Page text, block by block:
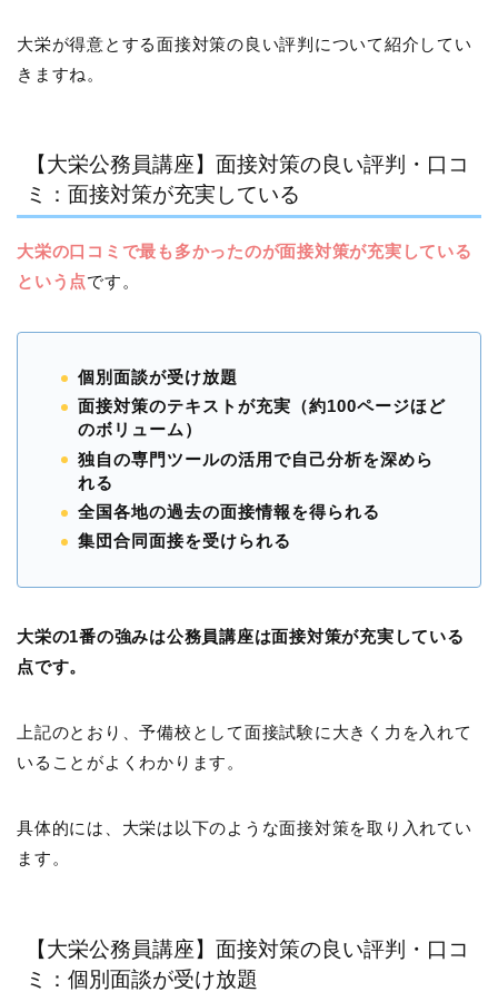
大栄が得意とする面接対策の良い評判について紹介してい
きますね。
【大栄公務員講座】面接対策の良い評判・口コ
ミ：面接対策が充実している
大栄の口コミで最も多かったのが面接対策が充実している
という点です。
個別面談が受け放題
面接対策のテキストが充実（約100ページほど
のボリューム）
独自の専門ツールの活用で自己分析を深めら
れる
全国各地の過去の面接情報を得られる
集団合同面接を受けられる
大栄の1番の強みは公務員講座は面接対策が充実している
点です。
上記のとおり、予備校として面接試験に大きく力を入れて
いることがよくわかります。
具体的には、大栄は以下のような面接対策を取り入れてい
ます。
【大栄公務員講座】面接対策の良い評判・口コ
ミ：個別面談が受け放題